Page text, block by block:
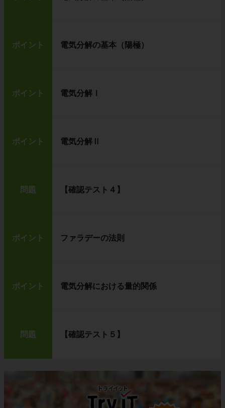
ポイント 電気分解の基本（陽極）
ポイント 電気分解Ⅰ
ポイント 電気分解Ⅱ
問題 【確認テスト４】
ポイント ファラデーの法則
ポイント 電気分解における量的関係
問題 【確認テスト５】